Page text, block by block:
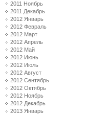
2011 Ноябрь
2011 Декабрь
2012 Январь
2012 Февраль
2012 Март
2012 Апрель
2012 Май
2012 Июнь
2012 Июль
2012 Август
2012 Сентябрь
2012 Октябрь
2012 Ноябрь
2012 Декабрь
2013 Январь